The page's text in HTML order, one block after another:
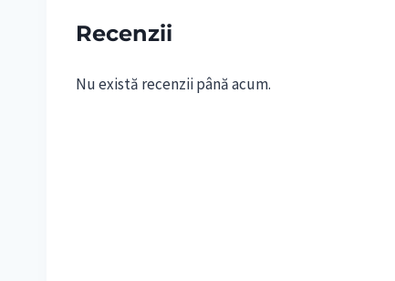
Recenzii
Nu există recenzii până acum.